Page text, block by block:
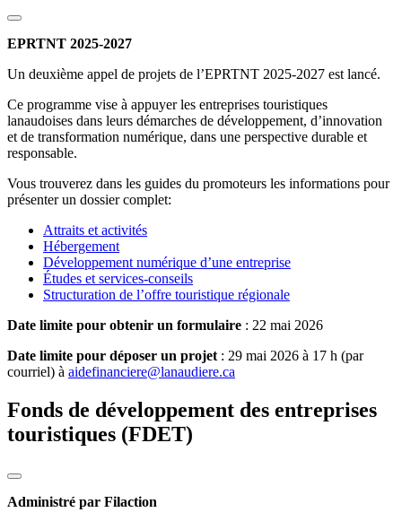
EPRTNT 2025-2027
Un deuxième appel de projets de l’EPRTNT 2025-2027 est lancé.
Ce programme vise à appuyer les entreprises touristiques
lanaudoises dans leurs démarches de développement, d’innovation
et de transformation numérique, dans une perspective durable et
responsable.
Vous trouverez dans les guides du promoteurs les informations pour
présenter un dossier complet:
Attraits et activités
Hébergement
Développement numérique d’une entreprise
Études et services-conseils
Structuration de l’offre touristique régionale
Date limite pour obtenir un formulaire : 22 mai 2026
Date limite pour déposer un projet : 29 mai 2026 à 17 h (par
courriel) à aidefinanciere@lanaudiere.ca
Fonds de développement des entreprises
touristiques (FDET)
Administré par Filaction